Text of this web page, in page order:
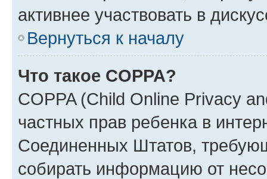
активнее участвовать в
Вернуться к началу
Что такое COPPA?
COPPA (Child Online Privacy
частных прав ребенка в
Соединенных Штатов,
собирать информацию от